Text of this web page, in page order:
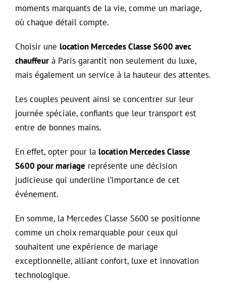
moments marquants de la vie, comme un mariage,
où chaque détail compte.
Choisir une location Mercedes Classe S600 avec
chauffeur à Paris garantit non seulement du luxe,
mais également un service à la hauteur des attentes.
Les couples peuvent ainsi se concentrer sur leur
journée spéciale, confiants que leur transport est
entre de bonnes mains.
En effet, opter pour la location Mercedes Classe
S600 pour mariage représente une décision
judicieuse qui underline l’importance de cet
événement.
En somme, la Mercedes Classe S600 se positionne
comme un choix remarquable pour ceux qui
souhaitent une expérience de mariage
exceptionnelle, alliant confort, luxe et innovation
technologique.